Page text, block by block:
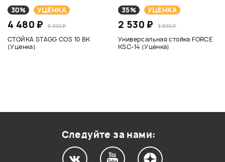
30% УЦЕНКА
4 480 ₽ 6 390 ₽
СТОЙКА STAGG COS 10 BK
(Уценка)
35% УЦЕНКА
2 530 ₽ 3 890 ₽
Универсальная стойка FORCE
KSC-14 (Уценка)
Следуйте за нами: